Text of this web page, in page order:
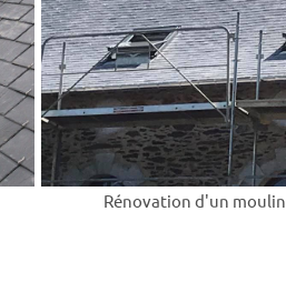
Rénovation d'un moulin